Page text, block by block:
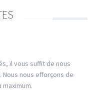
il vous suffit de nous
nous efforçons de